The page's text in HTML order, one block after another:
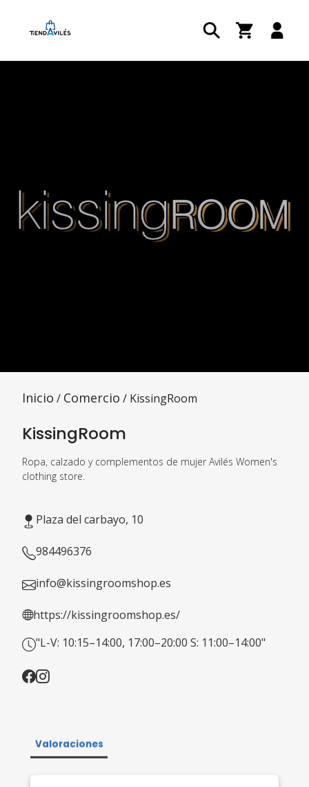
Inicio / Comercio / KissingRoom
KissingRoom
Ropa, calzado y complementos de mujer Avilés Women's
clothing store.
Plaza del carbayo, 10
984496376
info@kissingroomshop.es
https://kissingroomshop.es/
"L-V: 10:15–14:00, 17:00–20:00 S: 11:00–14:00"
Valoraciones